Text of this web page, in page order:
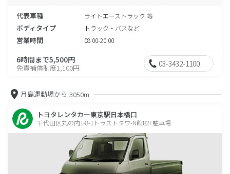
代表車種 ライトエーストラック 等
ボディタイプ トラック・バスなど
営業時間 08:00-20:00
6時間まで5,500円
免責補償制度1,100円 03-3432-1100
月島運動場から 3050m
トヨタレンタカー東京駅日本橋口
千代田区丸の内1-8-1トラストタワ-N館B2F駐車場